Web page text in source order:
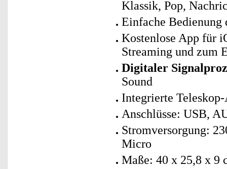
Klassik, Pop,
Einfache Bedienung
Kostenlose App für
Streaming und zum
Digitaler
Sound
Integrierte
Anschlüsse: USB,
Stromversorgung:
Micro
Maße: 40 x 25,8 x 9